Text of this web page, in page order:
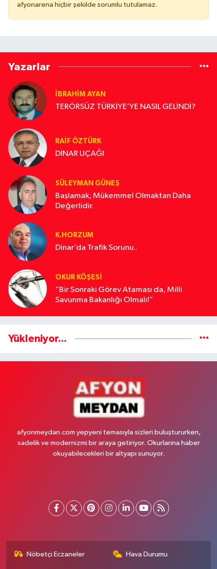
afyonarena hiçbir şekilde sorumlu tutulamaz.
Yazarlar
İBRAHİM AYAN
TERÖRSÜZ TÜRKİYE’YE NASIL GELİNDİ?
RAİF ÖZTÜRK
DİNAR UÇAĞI
SÜLEYMAN GÜNEŞ
Başlamak, Mükemmel Olmaktan Daha
Değerlidir.
K.HORZUM
Dinar’da Trafik Sorunu..
OKUR KÖŞESİ
“Bir Sonraki Görev Ataması da, Milli
Savunma Bakanlığı Olmalı!”
Yükleniyor...
afyonmeydan.com yepyeni temasıyla sizleri buluştururken,
sadelik ve modernizmi bir araya getiriyor. Okurlarına haber
okuyabilecekleri bir altyapı sunuyor.
Nöbetçi Eczaneler Hava Durumu